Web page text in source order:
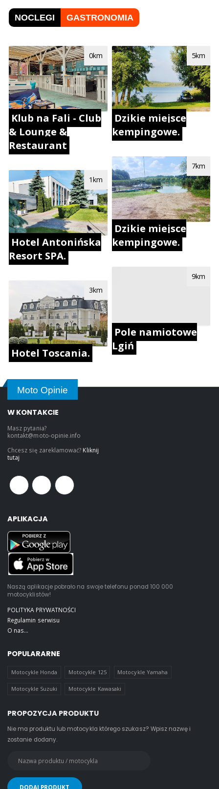
NOCLEGI GASTRONOMIA
Klub na Fali - Club
& Lounge &
Restaurant
0km
Hotel Antonińska
Resort SPA.
1km
Hotel Toscania.
3km
Dzikie miejsce
kempingowe.
5km
Dzikie miejsce
kempingowe.
7km
Pole namiotowe
Lgiń
9km
Moto Opinie
W KONTAKCIE
Masz pytania?
kontakt@moto-opinie.info
Chcesz się zareklamować? Kliknij
tutaj
APLIKACJA
Naszą aplikacje pobrało na swoje telefonu ponad 100 000
motocyklistów!
POLITYKA PRYWATNOŚCI
Regulamin serwisu
O nas...
POPULARARNE
Motocykle Honda Motocykle 125 Motocykle Yamaha
Motocykle Suzuki Motocykle Kawasaki
PROPOZYCJA PRODUKTU
Nie ma produktu lub motocykla którego szukasz? Wpisz nazwę i
zostanie dodany.